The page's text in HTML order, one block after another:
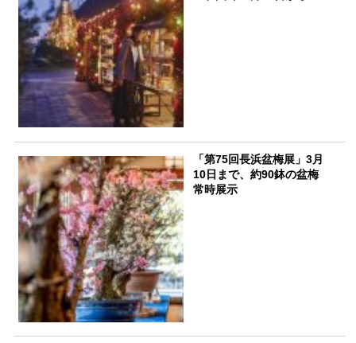
「第75回長浜盆梅展」3月
10日まで、約90鉢の盆梅
常時展示